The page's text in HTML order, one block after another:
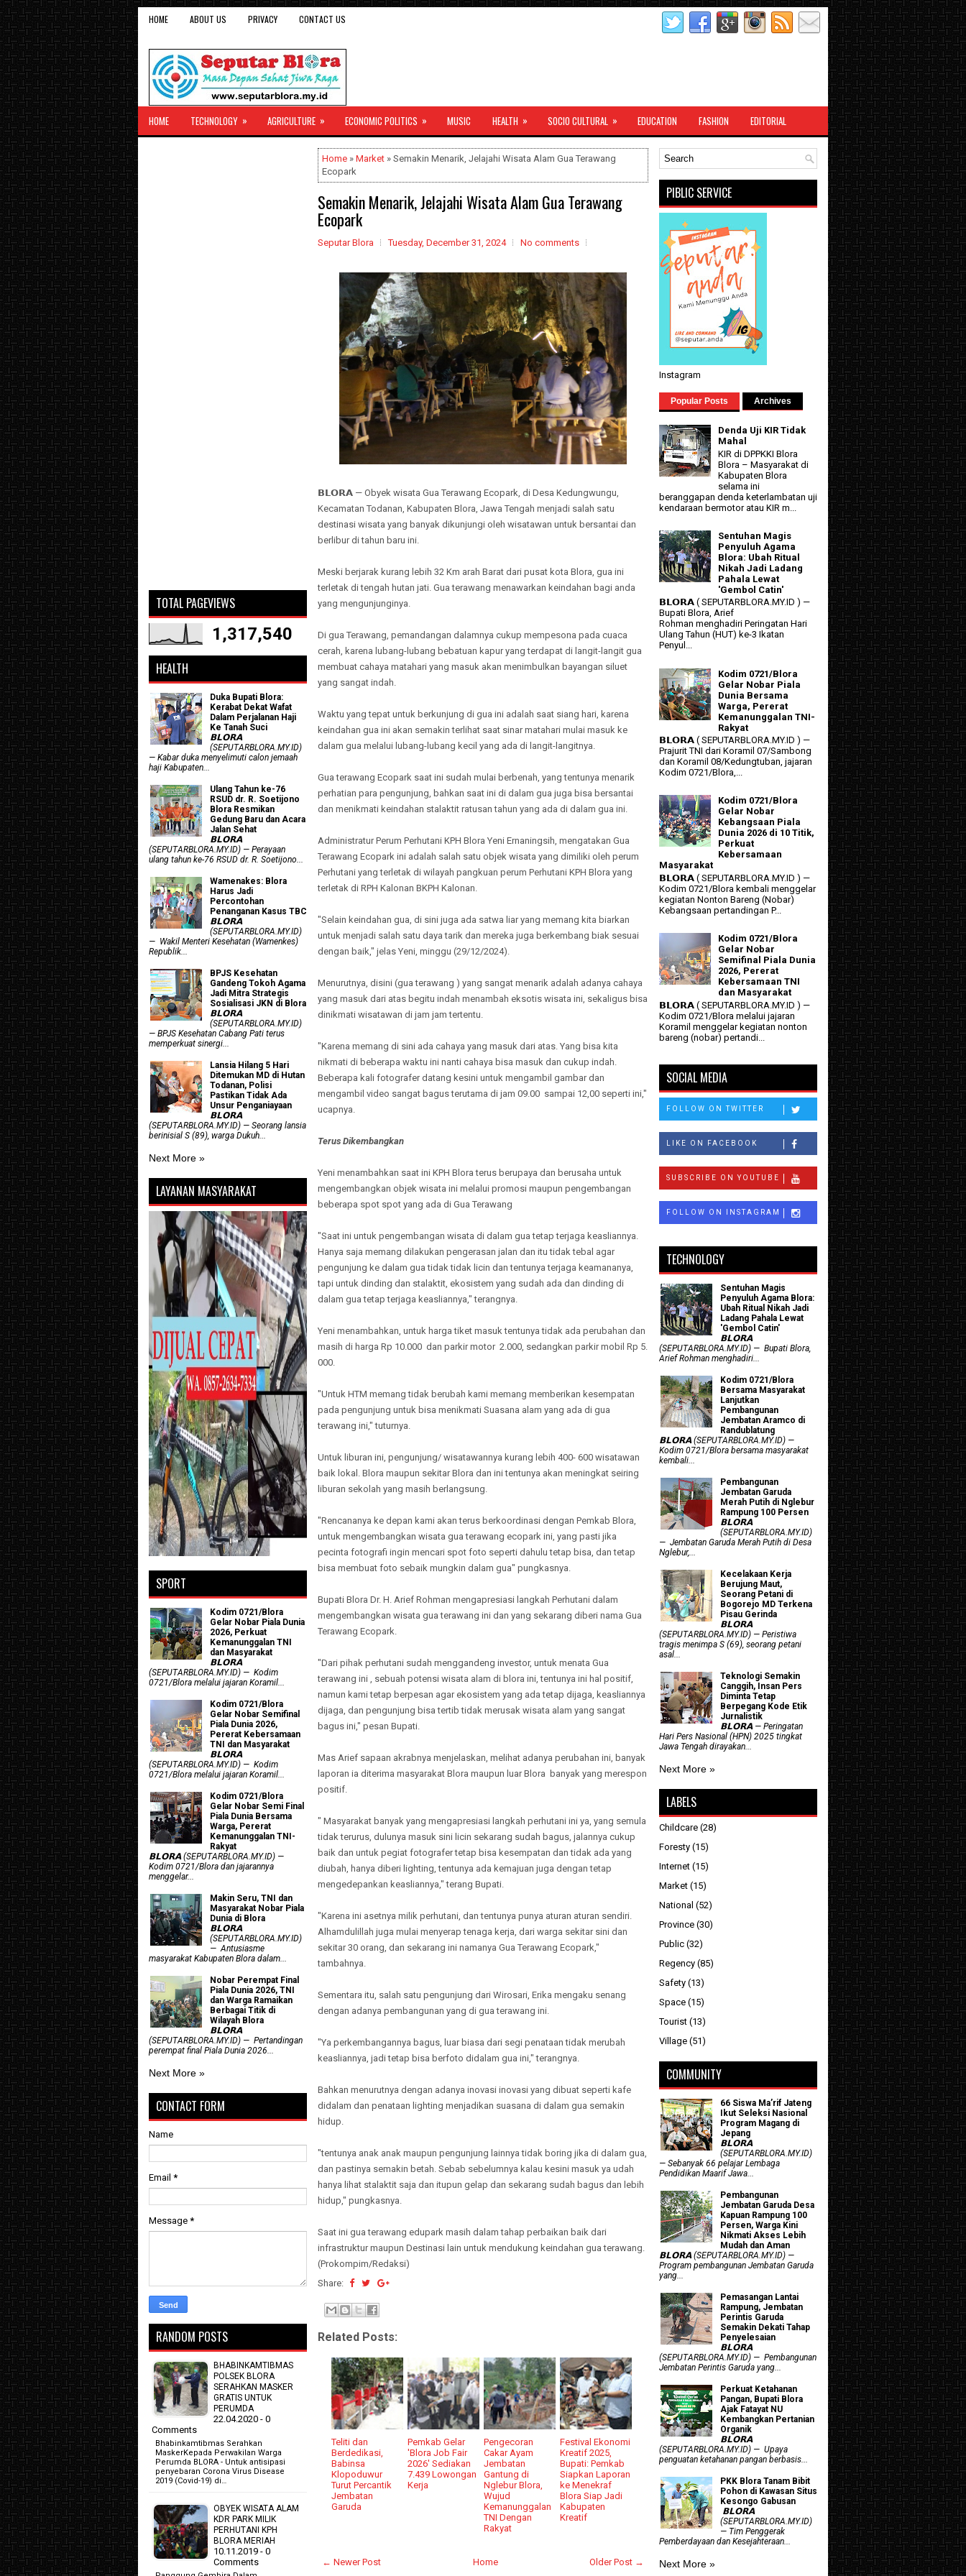
HOME ABOUT US PRIVACY CONTACT US
HOME TECHNOLOGY » AGRICULTURE » ECONOMIC POLITICS » MUSIC HEALTH » SOCIO CULTURAL » EDUCATION FASHION EDITORIAL
Home » Market » Semakin Menarik, Jelajahi Wisata Alam Gua Terawang
Ecopark
Semakin Menarik, Jelajahi Wisata Alam Gua Terawang
Ecopark
Seputar Blora Tuesday, December 31, 2024 No comments
𝗕𝗟𝗢𝗥𝗔 — Obyek wisata Gua Terawang Ecopark, di Desa Kedungwungu,
Kecamatan Todanan, Kabupaten Blora, Jawa Tengah menjadi salah satu
destinasi wisata yang banyak dikunjungi oleh wisatawan untuk bersantai dan
berlibur di tahun baru ini.
Meski berjarak kurang lebih 32 Km arah Barat dari pusat kota Blora, gua ini
terletak di tengah hutan jati. Gua terawang menawarkan keindahan bagi anda
yang mengunjunginya.
Di gua Terawang, pemandangan dalamnya cukup mempesona pada cuaca
cerah, karena lubang-lubang bebatuan kapur yang terdapat di langit-langit gua
membuat cahaya matahari yang masuk akan menimbulkan bayangan siluet
yang sangat indah.
Waktu yang tepat untuk berkunjung di gua ini adalah saat siang hari, karena
keindahan gua ini akan semakin terlihat saat sinar matahari mulai masuk ke
dalam gua melalui lubang-lubang kecil yang ada di langit-langitnya.
Gua terawang Ecopark saat ini sudah mulai berbenah, yang tentunya menarik
perhatian para pengunjung, bahkan saat ini di dalam gua juga bisa bersantai
dan menikmati keindahan stalaktit ratusan tahun yang ada di dalam gua ini.
Administratur Perum Perhutani KPH Blora Yeni Ernaningsih, mengatakan Gua
Terawang Ecopark ini adalah salah satu objek wisata yang dimiliki oleh perum
Perhutani yang terletak di wilayah pangkuan perum Perhutani KPH Blora yang
terletak di RPH Kalonan BKPH Kalonan.
"Selain keindahan gua, di sini juga ada satwa liar yang memang kita biarkan
untuk menjadi salah satu daya tarik dan mereka juga berkembang biak sesuai
dengan baik," jelas Yeni, minggu (29/12/2024).
Menurutnya, disini (gua terawang ) yang sangat menarik adalah adanya cahaya
yang masuk dari atas begitu indah menambah eksotis wisata ini, sekaligus bisa
dinikmati wisatawan di jam jam tertentu.
"Karena memang di sini ada cahaya yang masuk dari atas. Yang bisa kita
nikmati di beberapa waktu ini nanti cahaya bisa masuk dan cukup indah.
Beberapa kali fotografer datang kesini untuk mengambil gambar dan
mengambil video sangat bagus terutama di jam 09.00 sampai 12,00 seperti ini,"
ucapnya.
Terus Dikembangkan
Yeni menambahkan saat ini KPH Blora terus berupaya dan berusaha untuk
mengembangkan objek wisata ini melalui promosi maupun pengembangan
beberapa spot spot yang ada di Gua Terawang
"Saat ini untuk pengembangan wisata di dalam gua tetap terjaga keasliannya.
Hanya saja memang dilakukan pengerasan jalan dan itu tidak tebal agar
pengunjung ke dalam gua tidak tidak licin dan tentunya terjaga keamananya,
tapi untuk dinding dan stalaktit, ekosistem yang sudah ada dan dinding di
dalam gua tetap terjaga keasliannya," terangnya.
Yeni menambahkan, untuk harga tiket masuk tentunya tidak ada perubahan dan
masih di harga Rp 10.000 dan parkir motor 2.000, sedangkan parkir mobil Rp 5.
000.
"Untuk HTM memang tidak berubah kami memang memberikan kesempatan
pada pengunjung untuk bisa menikmati Suasana alam yang ada di gua
terawang ini," tuturnya.
Untuk liburan ini, pengunjung/ wisatawannya kurang lebih 400- 600 wisatawan
baik lokal. Blora maupun sekitar Blora dan ini tentunya akan meningkat seiring
liburan sekolah yang masih berlangsung.
"Rencananya ke depan kami akan terus berkoordinasi dengan Pemkab Blora,
untuk mengembangkan wisata gua terawang ecopark ini, yang pasti jika
pecinta fotografi ingin mencari spot foto seperti dahulu tetap bisa, dan tetap
bisa membuat foto sebaik mungkin dalam gua" pungkasnya.
Bupati Blora Dr. H. Arief Rohman mengapresiasi langkah Perhutani dalam
mengembangkan wisata gua terawang ini dan yang sekarang diberi nama Gua
Terawang Ecopark.
"Dari pihak perhutani sudah menggandeng investor, untuk menata Gua
terawang ini , sebuah potensi wisata alam di blora ini, tentunya ini hal positif,
namun kami tetap berpesan agar ekosistem yang ada tetap dijaga, keasliannya
dijaga, dan pengunjung bisa tertib tidak merusak wisata alam yang sangat
bagus ini," pesan Bupati.
Mas Arief sapaan akrabnya menjelaskan, melihat adanya perubahan ini, banyak
laporan ia diterima masyarakat Blora maupun luar Blora banyak yang merespon
positif.
" Masyarakat banyak yang mengapresiasi langkah perhutani ini ya, yang semula
tidak terurus, dulunya masuk sini licin sekarang sudah bagus, jalannya cukup
baik dan untuk pegiat fotografer tetap bisa kesempatan dan tidak ada yang
diubah, hanya diberi lighting, tentunya ada kemajuan juga dengan tetap
mengedepankan keasliannya," terang Bupati.
"Karena ini asetnya milik perhutani, dan tentunya punya aturan aturan sendiri.
Alhamdulillah juga mulai menyerap tenaga kerja, dari warga sekitar sini dan
sekitar 30 orang, dan sekarang ini namanya Gua Terawang Ecopark,"
tambahnya.
Sementara itu, salah satu pengunjung dari Wirosari, Erika mengaku senang
dengan adanya pembangunan yang di gua terawang ini.
"Ya perkembangannya bagus, luar biasa dari segi penataan tidak merubah
keasliannya, jadi tetap bisa berfoto didalam gua ini," terangnya.
Bahkan menurutnya dengan adanya inovasi inovasi yang dibuat seperti kafe
didalam dan penataan lighting menjadikan suasana di dalam gua semakin
hidup.
"tentunya anak anak maupun pengunjung lainnya tidak boring jika di dalam gua,
dan pastinya semakin betah. Sebab sebelumnya kalau kesini masuk ya udah
hanya lihat stalaktit saja dan itupun gelap dan sekarang sudah bagus dan lebih
hidup," pungkasnya.
Saat ini gua terawang edupark masih dalam tahap perbaikan baik dari
infrastruktur maupun Destinasi lain untuk mendukung keindahan gua terawang.
(Prokompim/Redaksi)
Share:
Related Posts:
Teliti dan
Berdedikasi,
Babinsa
Klopoduwur
Turut Percantik
Jembatan
Garuda
Pemkab Gelar
'Blora Job Fair
2026' Sediakan
7.439 Lowongan
Kerja
Pengecoran
Cakar Ayam
Jembatan
Gantung di
Nglebur Blora,
Wujud
Kemanunggalan
TNI Dengan
Rakyat
Festival Ekonomi
Kreatif 2025,
Bupati: Pemkab
Siapkan Laporan
ke Menekraf
Blora Siap Jadi
Kabupaten
Kreatif
← Newer Post Older Post →
Home
TOTAL PAGEVIEWS
1,317,540
HEALTH
Duka Bupati Blora:
Kerabat Dekat Wafat
Dalam Perjalanan Haji
Ke Tanah Suci
𝗕𝗟𝗢𝗥𝗔
(SEPUTARBLORA.MY.ID)
— Kabar duka menyelimuti calon jemaah
haji Kabupaten...
Ulang Tahun ke-76
RSUD dr. R. Soetijono
Blora Resmikan
Gedung Baru dan Acara
Jalan Sehat
𝗕𝗟𝗢𝗥𝗔
(SEPUTARBLORA.MY.ID) — Perayaan
ulang tahun ke-76 RSUD dr. R. Soetijono...
Wamenakes: Blora
Harus Jadi
Percontohan
Penanganan Kasus TBC
𝗕𝗟𝗢𝗥𝗔
(SEPUTARBLORA.MY.ID)
— Wakil Menteri Kesehatan (Wamenkes)
Republik...
BPJS Kesehatan
Gandeng Tokoh Agama
Jadi Mitra Strategis
Sosialisasi JKN di Blora
𝗕𝗟𝗢𝗥𝗔
(SEPUTARBLORA.MY.ID)
— BPJS Kesehatan Cabang Pati terus
memperkuat sinergi...
Lansia Hilang 5 Hari
Ditemukan MD di Hutan
Todanan, Polisi
Pastikan Tidak Ada
Unsur Penganiayaan
𝗕𝗟𝗢𝗥𝗔
(SEPUTARBLORA.MY.ID) — Seorang lansia
berinisial S (89), warga Dukuh...
Next More »
LAYANAN MASYARAKAT
SPORT
Kodim 0721/Blora
Gelar Nobar Piala Dunia
2026, Perkuat
Kemanunggalan TNI
dan Masyarakat
𝗕𝗟𝗢𝗥𝗔
(SEPUTARBLORA.MY.ID) — Kodim
0721/Blora melalui jajaran Koramil...
Kodim 0721/Blora
Gelar Nobar Semifinal
Piala Dunia 2026,
Pererat Kebersamaan
TNI dan Masyarakat
𝗕𝗟𝗢𝗥𝗔
(SEPUTARBLORA.MY.ID) — Kodim
0721/Blora melalui jajaran Koramil...
Kodim 0721/Blora
Gelar Nobar Semi Final
Piala Dunia Bersama
Warga, Pererat
Kemanunggalan TNI-
Rakyat
𝗕𝗟𝗢𝗥𝗔 (SEPUTARBLORA.MY.ID) —
Kodim 0721/Blora dan jajarannya
menggelar...
Makin Seru, TNI dan
Masyarakat Nobar Piala
Dunia di Blora
𝗕𝗟𝗢𝗥𝗔
(SEPUTARBLORA.MY.ID)
— Antusiasme
masyarakat Kabupaten Blora dalam...
Nobar Perempat Final
Piala Dunia 2026, TNI
dan Warga Ramaikan
Berbagai Titik di
Wilayah Blora
𝗕𝗟𝗢𝗥𝗔
(SEPUTARBLORA.MY.ID) — Pertandingan
perempat final Piala Dunia 2026...
Next More »
CONTACT FORM
Name
Email *
Message *
RANDOM POSTS
BHABINKAMTIBMAS
POLSEK BLORA
SERAHKAN MASKER
GRATIS UNTUK
PERUMDA
22.04.2020 - 0
Comments
Bhabinkamtibmas Serahkan
MaskerKepada Perwakilan Warga
Perumda BLORA - Untuk antisipasi
penyebaran Corona Virus Disease
2019 (Covid-19) di…
OBYEK WISATA ALAM
KDR PARK MILIK
PERHUTANI KPH
BLORA MERIAH
10.11.2019 - 0
Comments
PIBLIC SERVICE
Instagram
Popular Posts Archives
Denda Uji KIR Tidak
Mahal
KIR di DPPKKI Blora
Blora – Masyarakat di
Kabupaten Blora
selama ini
beranggapan denda keterlambatan uji
kendaraan bermotor atau KIR m...
Sentuhan Magis
Penyuluh Agama
Blora: Ubah Ritual
Nikah Jadi Ladang
Pahala Lewat
'Gembol Catin'
𝗕𝗟𝗢𝗥𝗔 ( SEPUTARBLORA.MY.ID ) —
Bupati Blora, Arief
Rohman menghadiri Peringatan Hari
Ulang Tahun (HUT) ke-3 Ikatan
Penyul...
Kodim 0721/Blora
Gelar Nobar Piala
Dunia Bersama
Warga, Pererat
Kemanunggalan TNI-
Rakyat
𝗕𝗟𝗢𝗥𝗔 ( SEPUTARBLORA.MY.ID ) —
Prajurit TNI dari Koramil 07/Sambong
dan Koramil 08/Kedungtuban, jajaran
Kodim 0721/Blora,...
Kodim 0721/Blora
Gelar Nobar
Kebangsaan Piala
Dunia 2026 di 10 Titik,
Perkuat
Kebersamaan
Masyarakat
𝗕𝗟𝗢𝗥𝗔 ( SEPUTARBLORA.MY.ID ) —
Kodim 0721/Blora kembali menggelar
kegiatan Nonton Bareng (Nobar)
Kebangsaan pertandingan P...
Kodim 0721/Blora
Gelar Nobar
Semifinal Piala Dunia
2026, Pererat
Kebersamaan TNI
dan Masyarakat
𝗕𝗟𝗢𝗥𝗔 ( SEPUTARBLORA.MY.ID ) —
Kodim 0721/Blora melalui jajaran
Koramil menggelar kegiatan nonton
bareng (nobar) pertandi...
SOCIAL MEDIA
FOLLOW ON TWITTER
LIKE ON FACEBOOK
SUBSCRIBE ON YOUTUBE
FOLLOW ON INSTAGRAM
TECHNOLOGY
Sentuhan Magis
Penyuluh Agama Blora:
Ubah Ritual Nikah Jadi
Ladang Pahala Lewat
'Gembol Catin'
𝗕𝗟𝗢𝗥𝗔
(SEPUTARBLORA.MY.ID) — Bupati Blora,
Arief Rohman menghadiri...
Kodim 0721/Blora
Bersama Masyarakat
Lanjutkan
Pembangunan
Jembatan Aramco di
Randublatung
𝗕𝗟𝗢𝗥𝗔 (SEPUTARBLORA.MY.ID) —
Kodim 0721/Blora bersama masyarakat
kembali...
Pembangunan
Jembatan Garuda
Merah Putih di Nglebur
Rampung 100 Persen
𝗕𝗟𝗢𝗥𝗔
(SEPUTARBLORA.MY.ID)
— Jembatan Garuda Merah Putih di Desa
Nglebur,...
Kecelakaan Kerja
Berujung Maut,
Seorang Petani di
Bogorejo MD Terkena
Pisau Gerinda
𝗕𝗟𝗢𝗥𝗔
(SEPUTARBLORA.MY.ID) — Peristiwa
tragis menimpa S (69), seorang petani
asal...
Teknologi Semakin
Canggih, Insan Pers
Diminta Tetap
Berpegang Kode Etik
Jurnalistik
𝗕𝗟𝗢𝗥𝗔 — Peringatan
Hari Pers Nasional (HPN) 2025 tingkat
Jawa Tengah dirayakan...
Next More »
LABELS
Childcare (28)
Foresty (15)
Internet (15)
Market (15)
National (52)
Province (30)
Public (32)
Regency (85)
Safety (13)
Space (15)
Tourist (13)
Village (51)
COMMUNITY
66 Siswa Ma’rif Jateng
Ikut Seleksi Nasional
Program Magang di
Jepang
𝗕𝗟𝗢𝗥𝗔
(SEPUTARBLORA.MY.ID)
— Sebanyak 66 pelajar Lembaga
Pendidikan Maarif Jawa...
Pembangunan
Jembatan Garuda Desa
Kapuan Rampung 100
Persen, Warga Kini
Nikmati Akses Lebih
Mudah dan Aman
𝗕𝗟𝗢𝗥𝗔 (SEPUTARBLORA.MY.ID) —
Program pembangunan Jembatan Garuda
yang...
Pemasangan Lantai
Rampung, Jembatan
Perintis Garuda
Semakin Dekati Tahap
Penyelesaian
𝗕𝗟𝗢𝗥𝗔
(SEPUTARBLORA.MY.ID) — Pembangunan
Jembatan Perintis Garuda yang...
​Perkuat Ketahanan
Pangan, Bupati Blora
Ajak Fatayat NU
Kembangkan Pertanian
Organik
𝗕𝗟𝗢𝗥𝗔
(SEPUTARBLORA.MY.ID) — Upaya
penguatan ketahanan pangan berbasis...
PKK Blora Tanam Bibit
Pohon di Kawasan Situs
Kesongo Gabusan
‎ 𝗕𝗟𝗢𝗥𝗔
(SEPUTARBLORA.MY.ID)
— Tim Penggerak
Pemberdayaan dan Kesejahteraan...
Next More »